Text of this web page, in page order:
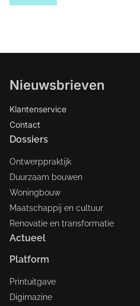
Nieuwsbrieven
Klantenservice
Contact
Dossiers
Ontwerppraktijk
Duurzaam bouwen
Woningbouw
Maatschappij en cultuur
Renovatie en transformatie
Actueel
Platform
Printuitgave
Digimazine